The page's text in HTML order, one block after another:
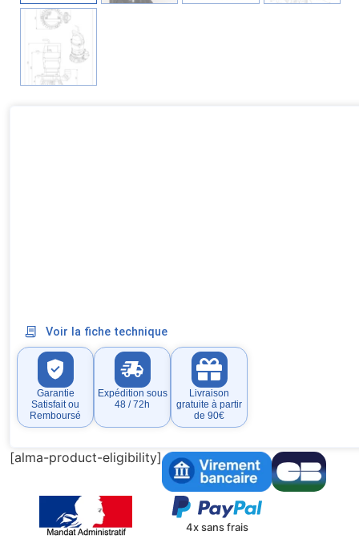
Voir la fiche technique
Garantie
Satisfait ou
Remboursé
Expédition sous
48 / 72h
Livraison
gratuite à partir
de 90€
[alma-product-eligibility]
4x sans frais